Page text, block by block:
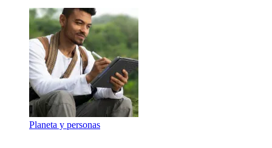
Planeta y personas